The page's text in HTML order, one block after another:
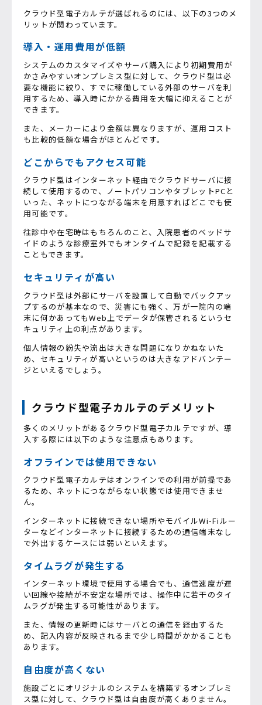
クラウド型電子カルテが選ばれるのには、以下の3つのメ
リットが関わっています。
導入・運用費用が低額
システムのカスタマイズやサーバ購入により初期費用が
かさみやすいオンプレミス型に対して、クラウド型は必
要な機能に絞り、すでに稼働している外部のサーバを利
用するため、導入時にかかる費用を大幅に抑えることが
できます。
また、メーカーにより金額は異なりますが、運用コスト
も比較的低額な場合がほとんどです。
どこからでもアクセス可能
クラウド型はインターネット経由でクラウドサーバに接
続して使用するので、ノートパソコンやタブレットPCと
いった、ネットにつながる端末を用意すればどこでも使
用可能です。
往診中や在宅時はもちろんのこと、入院患者のベッドサ
イドのような診療室外でもオンタイムで記録を記載する
こともできます。
セキュリティが高い
クラウド型は外部にサーバを設置して自動でバックアッ
プするのが基本なので、災害にも強く、万が一院内の端
末に何かあってもWeb上でデータが保管されるというセ
キュリティ上の利点があります。
個人情報の紛失や流出は大きな問題になりかねないた
め、セキュリティが高いというのは大きなアドバンテー
ジといえるでしょう。
クラウド型電子カルテのデメリット
多くのメリットがあるクラウド型電子カルテですが、導
入する際には以下のような注意点もあります。
オフラインでは使用できない
クラウド型電子カルテはオンラインでの利用が前提であ
るため、ネットにつながらない状態では使用できませ
ん。
インターネットに接続できない場所やモバイルWi-Fiルー
ターなどインターネットに接続するための通信端末なし
で外出するケースには弱いといえます。
タイムラグが発生する
インターネット環境で使用する場合でも、通信速度が遅
い回線や接続が不安定な場所では、操作中に若干のタイ
ムラグが発生する可能性があります。
また、情報の更新時にはサーバとの通信を経由するた
め、記入内容が反映されるまで少し時間がかかることも
あります。
自由度が高くない
施設ごとにオリジナルのシステムを構築するオンプレミ
ス型に対して、クラウド型は自由度が高くありません。